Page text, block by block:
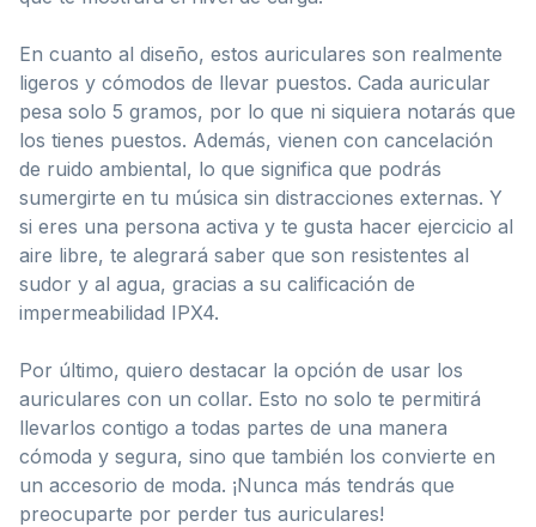
En cuanto al diseño, estos auriculares son realmente
ligeros y cómodos de llevar puestos. Cada auricular
pesa solo 5 gramos, por lo que ni siquiera notarás que
los tienes puestos. Además, vienen con cancelación
de ruido ambiental, lo que significa que podrás
sumergirte en tu música sin distracciones externas. Y
si eres una persona activa y te gusta hacer ejercicio al
aire libre, te alegrará saber que son resistentes al
sudor y al agua, gracias a su calificación de
impermeabilidad IPX4.
Por último, quiero destacar la opción de usar los
auriculares con un collar. Esto no solo te permitirá
llevarlos contigo a todas partes de una manera
cómoda y segura, sino que también los convierte en
un accesorio de moda. ¡Nunca más tendrás que
preocuparte por perder tus auriculares!